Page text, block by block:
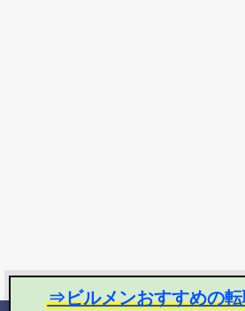
⇒ビルメンおすすめの転